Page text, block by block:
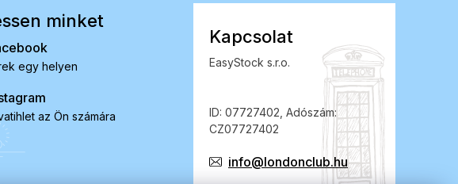
minket
egy helyen
az Ön számára
Kapcsolat
EasyStock s.r.o.
ID: 07727402, Adószám:
CZ07727402
info@londonclub.hu